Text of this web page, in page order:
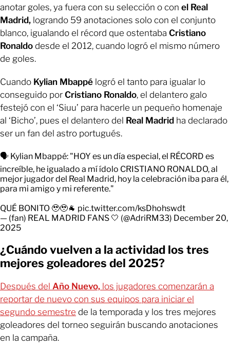
anotar goles, ya fuera con su selección o con el Real
Madrid, logrando 59 anotaciones solo con el conjunto
blanco, igualando el récord que ostentaba Cristiano
Ronaldo desde el 2012, cuando logró el mismo número
de goles.
Cuando Kylian Mbappé logró el tanto para igualar lo
conseguido por Cristiano Ronaldo, el delantero galo
festejó con el ‘Siuu’ para hacerle un pequeño homenaje
al ‘Bicho’, pues el delantero del Real Madrid ha declarado
ser un fan del astro portugués.
🗣️ Kylian Mbappé: "HOY es un día especial, el RÉCORD es
increíble, he igualado a mí ídolo CRISTIANO RONALDO, al
mejor jugador del Real Madrid, hoy la celebración iba para él,
para mi amigo y mi referente."
QUÉ BONITO 🥹🥹🐐 pic.twitter.com/ksDhohswdt
— (fan) REAL MADRID FANS 🤍 (@AdriRM33) December 20,
2025
¿Cuándo vuelven a la actividad los tres
mejores goleadores del 2025?
Después del Año Nuevo, los jugadores comenzarán a
reportar de nuevo con sus equipos para iniciar el
segundo semestre de la temporada y los tres mejores
goleadores del torneo seguirán buscando anotaciones
en la campaña.